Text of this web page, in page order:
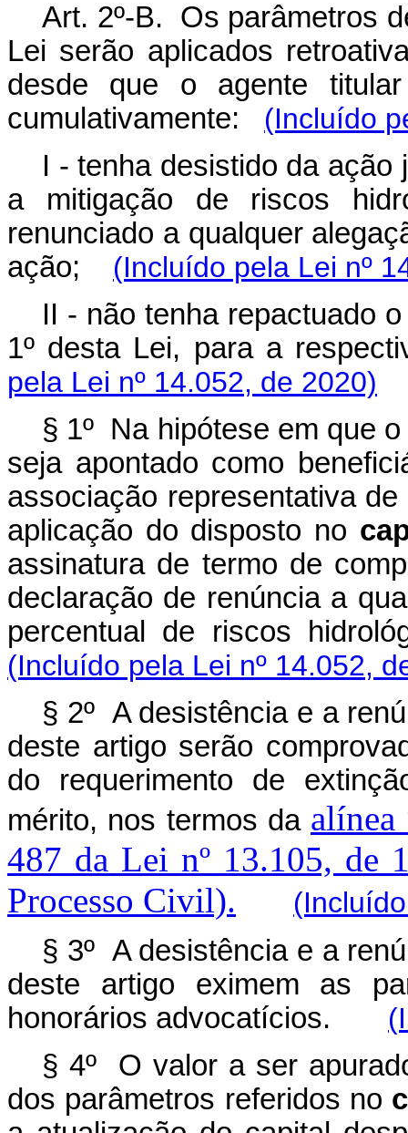
Art. 2º-B. Os parâmetros
Lei serão aplicados
desde que o agente
cumulativamente: (Incluído
I - tenha desistido da
a mitigação de riscos
renunciado a qualquer
ação; (Incluído pela Lei nº
II - não tenha repactuado
1º desta Lei, para a
pela Lei nº 14.052, de 2020)
§ 1º Na hipótese em que
seja apontado como
associação representativa
aplicação do disposto no
assinatura de termo de
declaração de renúncia a
percentual de riscos
(Incluído pela Lei nº 14.052,
§ 2º A desistência e a
deste artigo serão
do requerimento de
mérito, nos termos da
487 da Lei nº 13.105, de
Processo Civil).
§ 3º A desistência e a
deste artigo eximem as
honorários advocatícios.
§ 4º O valor a ser
dos parâmetros referidos no